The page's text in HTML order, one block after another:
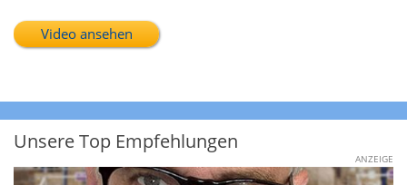
Video ansehen
Unsere Top Empfehlungen
ANZEIGE